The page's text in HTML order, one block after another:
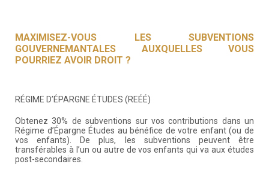
MAXIMISEZ-VOUS LES SUBVENTIONS
GOUVERNEMANTALES AUXQUELLES VOUS
POURRIEZ AVOIR DROIT ?
RÉGIME D’ÉPARGNE ÉTUDES (REÉÉ)
Obtenez 30% de subventions sur vos contributions dans un
Régime d’Épargne Études au bénéfice de votre enfant (ou de
vos enfants). De plus, les subventions peuvent être
transférables à l’un ou autre de vos enfants qui va aux études
post-secondaires.